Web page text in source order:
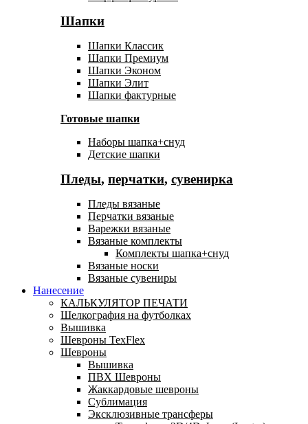
Шапки
Шапки Классик
Шапки Премиум
Шапки Эконом
Шапки Элит
Шапки фактурные
Готовые шапки
Наборы шапка+снуд
Детские шапки
Пледы, перчатки, сувенирка
Пледы вязаные
Перчатки вязаные
Варежки вязаные
Вязаные комплекты
Комплекты шапка+снуд
Вязаные носки
Вязаные сувениры
Нанесение
КАЛЬКУЛЯТОР ПЕЧАТИ
Шелкография на футболках
Вышивка
Шевроны TexFlex
Шевроны
Вышивка
ПВХ Шевроны
Жаккардовые шевроны
Сублимация
Эксклюзивные трансферы